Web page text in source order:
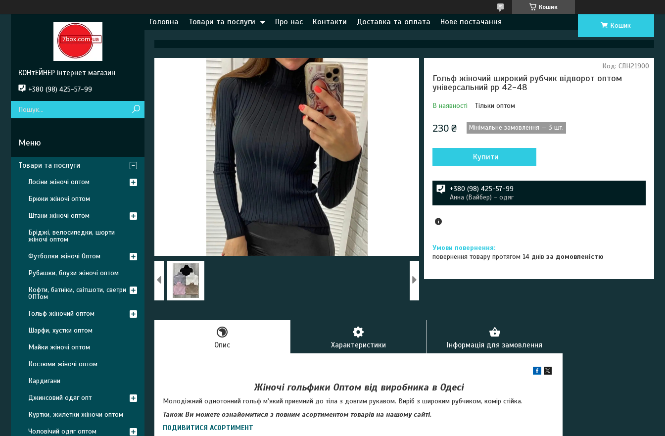
Кошик
Головна Товари та послуги Про нас Контакти Доставка та оплата Нове постачання Кошик
Гольф жіночий широкий рубчик відворот оптом
універсальний рр 42-48
В наявності Тільки оптом
Код: СЛН21900
230 ₴ Мінімальне замовлення — 3 шт.
Купити
+380 (98) 425-57-99
Анна (Вайбер) - одяг
повернення товару протягом 14 днівза домовленістю
Опис Характеристики Інформація для замовлення
Жіночі гольфики Оптом від виробника в Одесі
Молодіжний однотонний гольф м'який приємний до тіла з довгим рукавом. Виріб з широким рубчиком, комір стійка.
Також Ви можете ознайомитися з повним асортиментом товарів на нашому сайті.
ПОДИВИТИСЯ АСОРТИМЕНТ
КОНтЕЙНЕР інтернет магазин
+380 (98) 425-57-99
Товари та послуги
Лосіни жіночі оптом
Брюки жіночі оптом
Штани жіночі оптом
Бріджі, велосипедки, шорти
жіночі оптом
Футболки жіночі Оптом
Рубашки, блузи жіночі оптом
Кофти, батніки, світшоти, светри
ОПТом
Гольф жіночий оптом
Шарфи, хустки оптом
Майки жіночі оптом
Костюми жіночі оптом
Кардигани
Джинсовий одяг опт
Куртки, жилетки жіночи оптом
Чоловічий одяг оптом